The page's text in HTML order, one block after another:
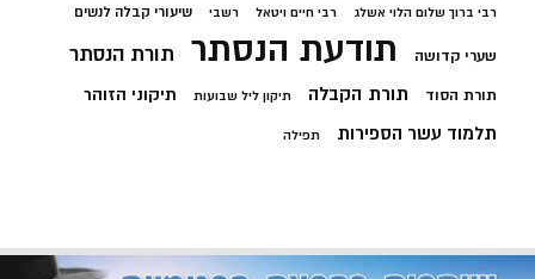
רבי ברוך שלום הלוי אשלג רבי חיים ויטאל רשבי שיעורי קבלה לנשים
שערי קדושה תודעת הנסתר תורת הנסתר
תורת הסוד תורת הקבלה תיקון ליל שבועות תיקוני הזוהר
תלמוד עשר הספירות תפילה